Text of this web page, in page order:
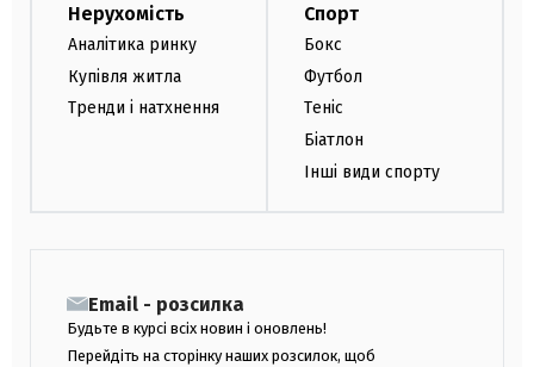
Нерухомість
Аналітика ринку
Купівля житла
Тренди і натхнення
Спорт
Бокс
Футбол
Теніс
Біатлон
Інші види спорту
Email - розсилка
Будьте в курсі всіх новин і оновлень!
Перейдіть на сторінку наших розсилок, щоб